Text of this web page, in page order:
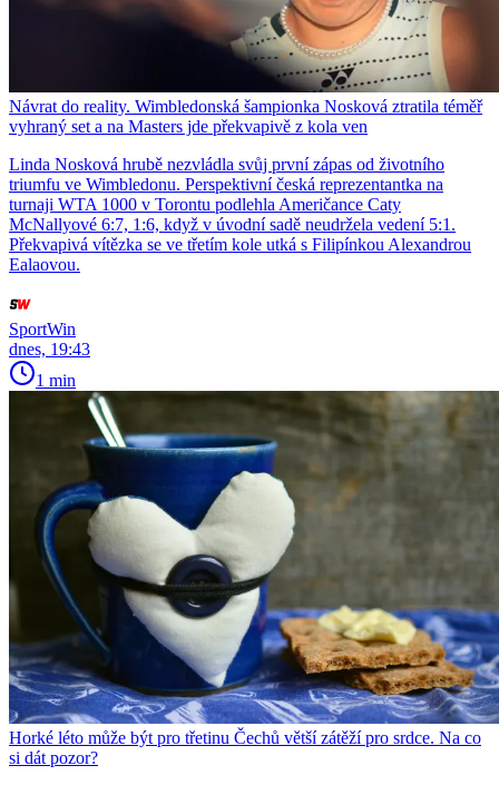
Návrat do reality. Wimbledonská šampionka Nosková ztratila téměř
vyhraný set a na Masters jde překvapivě z kola ven
Linda Nosková hrubě nezvládla svůj první zápas od životního
triumfu ve Wimbledonu. Perspektivní česká reprezentantka na
turnaji WTA 1000 v Torontu podlehla Američance Caty
McNallyové 6:7, 1:6, když v úvodní sadě neudržela vedení 5:1.
Překvapivá vítězka se ve třetím kole utká s Filipínkou Alexandrou
Ealaovou.
SportWin
dnes, 19:43
1 min
Horké léto může být pro třetinu Čechů větší zátěží pro srdce. Na co
si dát pozor?